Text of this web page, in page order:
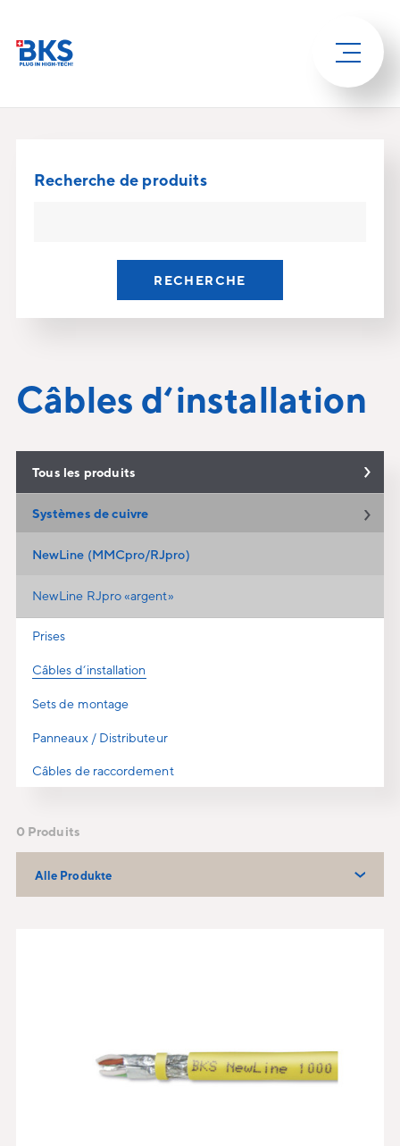
Recherche de produits
RECHERCHE
Câbles d‘installation
Tous les produits
Systèmes de cuivre
NewLine (MMCpro/RJpro)
NewLine RJpro «argent»
Prises
Câbles d‘installation
Sets de montage
Panneaux / Distributeur
Câbles de raccordement
0 Produits
Alle Produkte